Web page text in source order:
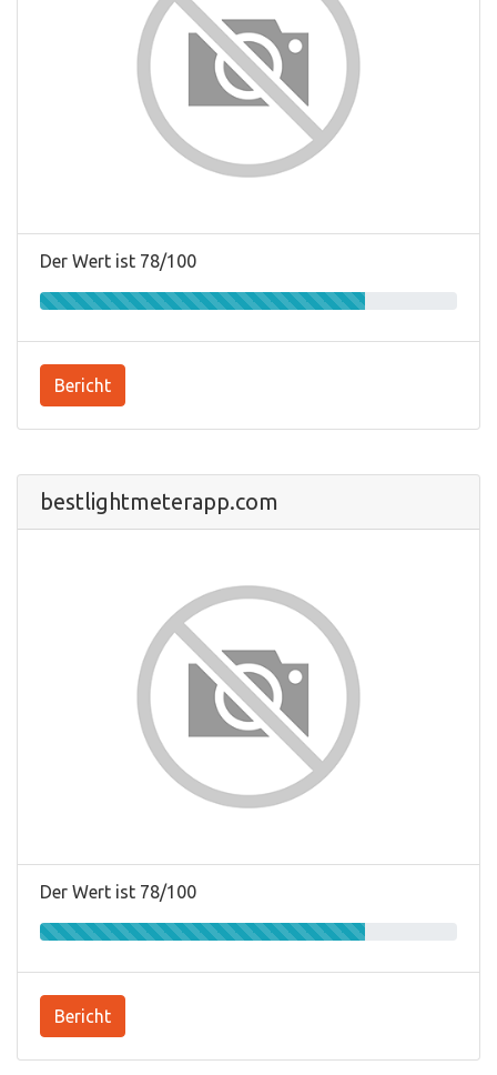
Der Wert ist 78/100
Bericht
bestlightmeterapp.com
Der Wert ist 78/100
Bericht